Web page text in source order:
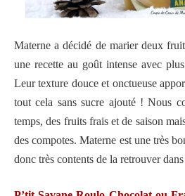
Materne a décidé de marier deux
une recette au goût intense avec
Leur texture douce et onctueuse
tout cela sans sucre ajouté ! Nous
temps, des fruits frais et de saison
des compotes. Materne est une très
donc très contents de la retrouver